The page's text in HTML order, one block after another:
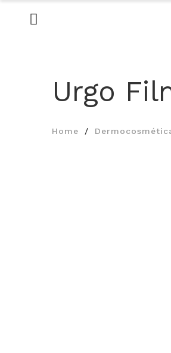
Urgo
Home